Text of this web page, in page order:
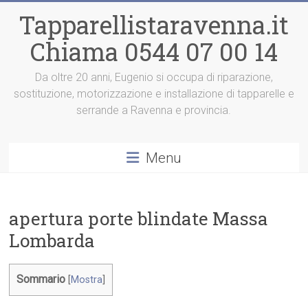
contenuto
Tapparellistaravenna.it
Chiama 0544 07 00 14
Da oltre 20 anni, Eugenio si occupa di riparazione,
sostituzione, motorizzazione e installazione di tapparelle e
serrande a Ravenna e provincia.
Menu
apertura porte blindate Massa
Lombarda
Sommario Mostra